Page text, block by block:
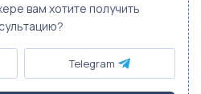
вам хотите получить
Telegram